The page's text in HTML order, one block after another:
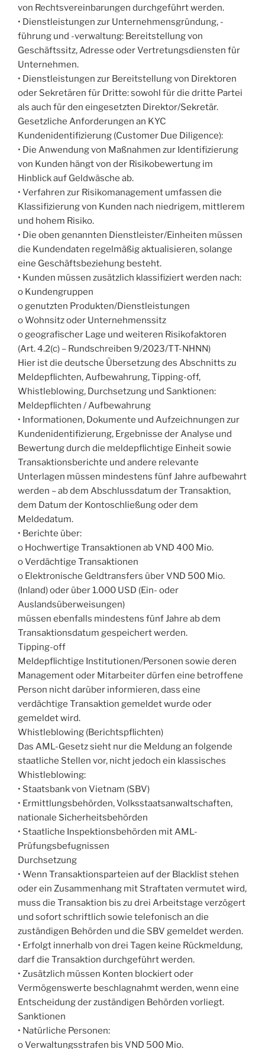
von Rechtsvereinbarungen durchgeführt werden.
• Dienstleistungen zur Unternehmensgründung, -
führung und -verwaltung: Bereitstellung von
Geschäftssitz, Adresse oder Vertretungsdiensten für
Unternehmen.
• Dienstleistungen zur Bereitstellung von Direktoren
oder Sekretären für Dritte: sowohl für die dritte Partei
als auch für den eingesetzten Direktor/Sekretär.
Gesetzliche Anforderungen an KYC
Kundenidentifizierung (Customer Due Diligence):
• Die Anwendung von Maßnahmen zur Identifizierung
von Kunden hängt von der Risikobewertung im
Hinblick auf Geldwäsche ab.
• Verfahren zur Risikomanagement umfassen die
Klassifizierung von Kunden nach niedrigem, mittlerem
und hohem Risiko.
• Die oben genannten Dienstleister/Einheiten müssen
die Kundendaten regelmäßig aktualisieren, solange
eine Geschäftsbeziehung besteht.
• Kunden müssen zusätzlich klassifiziert werden nach:
o Kundengruppen
o genutzten Produkten/Dienstleistungen
o Wohnsitz oder Unternehmenssitz
o geografischer Lage und weiteren Risikofaktoren
(Art. 4.2(c) – Rundschreiben 9/2023/TT-NHNN)
Hier ist die deutsche Übersetzung des Abschnitts zu
Meldepflichten, Aufbewahrung, Tipping-off,
Whistleblowing, Durchsetzung und Sanktionen:
Meldepflichten / Aufbewahrung
• Informationen, Dokumente und Aufzeichnungen zur
Kundenidentifizierung, Ergebnisse der Analyse und
Bewertung durch die meldepflichtige Einheit sowie
Transaktionsberichte und andere relevante
Unterlagen müssen mindestens fünf Jahre aufbewahrt
werden – ab dem Abschlussdatum der Transaktion,
dem Datum der Kontoschließung oder dem
Meldedatum.
• Berichte über:
o Hochwertige Transaktionen ab VND 400 Mio.
o Verdächtige Transaktionen
o Elektronische Geldtransfers über VND 500 Mio.
(Inland) oder über 1.000 USD (Ein- oder
Auslandsüberweisungen)
müssen ebenfalls mindestens fünf Jahre ab dem
Transaktionsdatum gespeichert werden.
Tipping-off
Meldepflichtige Institutionen/Personen sowie deren
Management oder Mitarbeiter dürfen eine betroffene
Person nicht darüber informieren, dass eine
verdächtige Transaktion gemeldet wurde oder
gemeldet wird.
Whistleblowing (Berichtspflichten)
Das AML-Gesetz sieht nur die Meldung an folgende
staatliche Stellen vor, nicht jedoch ein klassisches
Whistleblowing:
• Staatsbank von Vietnam (SBV)
• Ermittlungsbehörden, Volksstaatsanwaltschaften,
nationale Sicherheitsbehörden
• Staatliche Inspektionsbehörden mit AML-
Prüfungsbefugnissen
Durchsetzung
• Wenn Transaktionsparteien auf der Blacklist stehen
oder ein Zusammenhang mit Straftaten vermutet wird,
muss die Transaktion bis zu drei Arbeitstage verzögert
und sofort schriftlich sowie telefonisch an die
zuständigen Behörden und die SBV gemeldet werden.
• Erfolgt innerhalb von drei Tagen keine Rückmeldung,
darf die Transaktion durchgeführt werden.
• Zusätzlich müssen Konten blockiert oder
Vermögenswerte beschlagnahmt werden, wenn eine
Entscheidung der zuständigen Behörden vorliegt.
Sanktionen
• Natürliche Personen:
o Verwaltungsstrafen bis VND 500 Mio.